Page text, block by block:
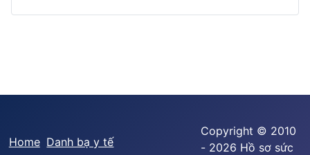
Home Danh bạ y tế
Copyright © 2010
- 2026 Hồ sơ sức